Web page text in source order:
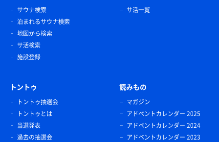
サウナ検索
泊まれるサウナ検索
地図から検索
サ活検索
施設登録
サ活一覧
トントゥ
トントゥ抽選会
トントゥとは
当選発表
過去の抽選会
読みもの
マガジン
アドベントカレンダー 2025
アドベントカレンダー 2024
アドベントカレンダー 2023